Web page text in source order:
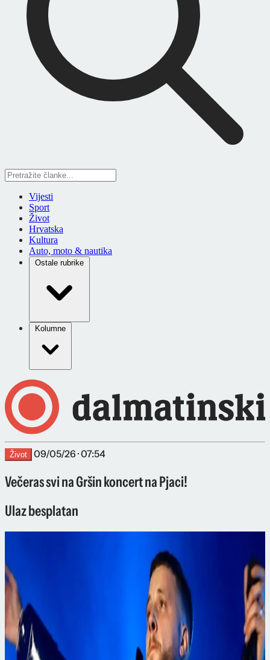
Vijesti
Sport
Život
Hrvatska
Kultura
Auto, moto & nautika
Ostale rubrike
Kolumne
Život 09/05/26 · 07:54
Večeras svi na Gršin koncert na Pjaci!
Ulaz besplatan